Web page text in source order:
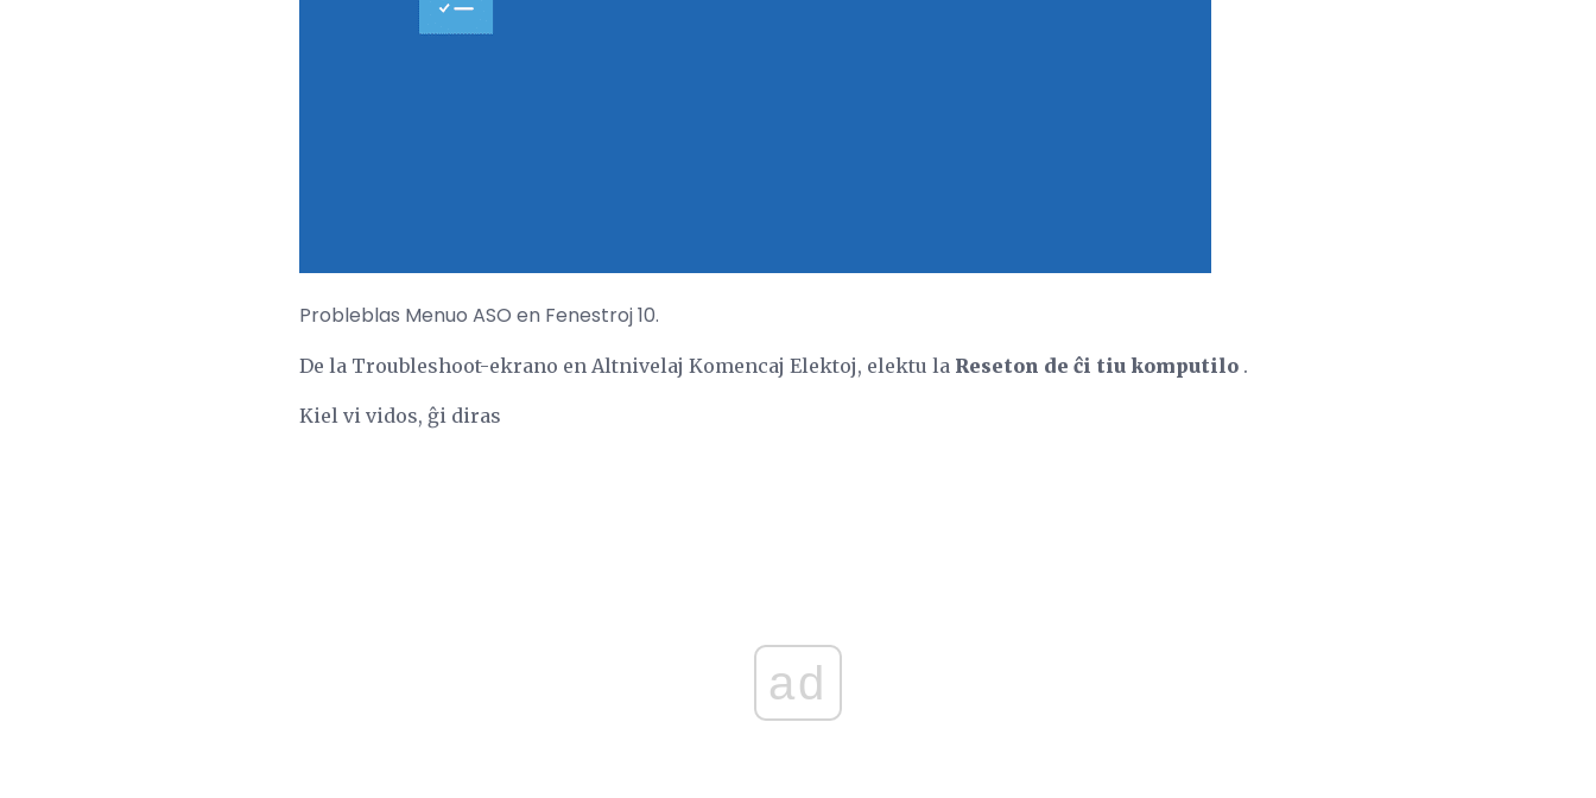
Probleblas Menuo ASO en Fenestroj 10.
De la Troubleshoot-ekrano en Altnivelaj Komencaj Elektoj, elektu la Reseton de ĉi tiu komputilo .
Kiel vi vidos, ĝi diras
ad